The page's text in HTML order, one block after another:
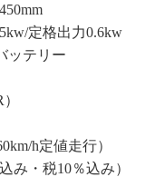
定格出力0.6kw
ッテリー
h定値走行）
み・税10％込み）